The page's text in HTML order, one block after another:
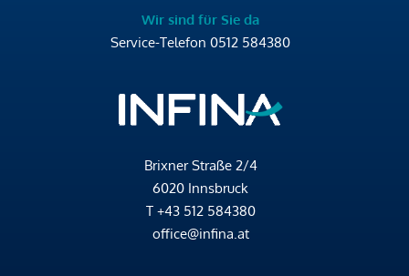
Wir sind für Sie da
Service-Telefon 0512 584380
Brixner Straße 2/4
6020 Innsbruck
T +43 512 584380
office@infina.at